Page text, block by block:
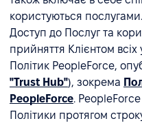
користуються послугами.
Доступ до Послуг та
прийняття Клієнтом всіх
Політик PeopleForce,
"Trust Hub"), зокрема
PeopleForce.
Політики протягом